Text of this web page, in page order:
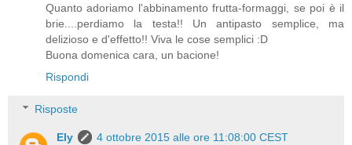
Quanto adoriamo l'abbinamento frutta-formaggi, se poi è il
brie....perdiamo la testa!! Un antipasto semplice, ma
delizioso e d'effetto!! Viva le cose semplici :D
Buona domenica cara, un bacione!
Rispondi
Risposte
Ely
4 ottobre 2015 alle ore 11:08:00 CEST